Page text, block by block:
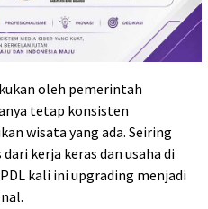
oleh pemerintah
tetap konsisten
wisata yang ada. Seiring
kerja keras dan usaha di
kali ini upgrading menjadi